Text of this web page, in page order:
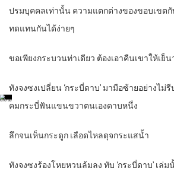
ปรมบุคคลเท่านั้น ความแตกต่างของขอบเขต
ทดแทนกันได้ง่ายๆ
ขอเพียงกระบวนท่าเดียว ต้องเอาคืนเขาให้เย็
ทังจงซงเปลี่ยน ‘กระบี่ดาบ’ มามือซ้ายอย่างไ
คมกระบี่ฟันแขนขวาตนเองดาบหนึ่ง
ลึกจนเห็นกระดูก เลือดไหลดุจกระแสน้ำ
ทังจงซงร้องโหยหวนล้มลง ทับ ‘กระบี่ดาบ’ เล่ม